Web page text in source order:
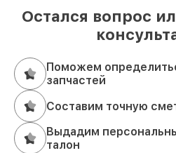
Остался вопрос
Поможем
запчастей
Составим точную
Выдадим
талон